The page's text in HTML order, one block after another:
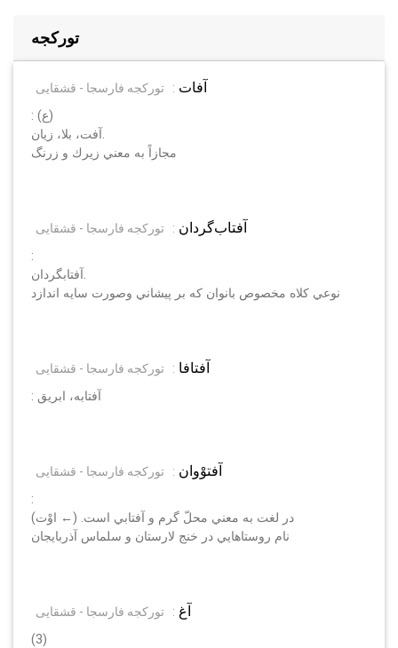
تورکجه
آفات : تورکجه فارسجا - قشقایی
: (ع)
مجازاً به معني زيرك و زرنگ
آفتاب‌گردان : تورکجه فارسجا - قشقایی
:
نوعي كلاه مخصوص بانوان كه بر پيشاني وصورت سايه اندازد
آفتافا : تورکجه فارسجا - قشقایی
: آفتابه، ابريق
آفتوْوان : تورکجه فارسجا - قشقایی
:
در لغت به معني محلّ گرم و آفتابي است. (← اوْت)
نام روستاهايي در خنج لارستان و سلماس آذربايجان
آغ : تورکجه فارسجا - قشقایی
(3)